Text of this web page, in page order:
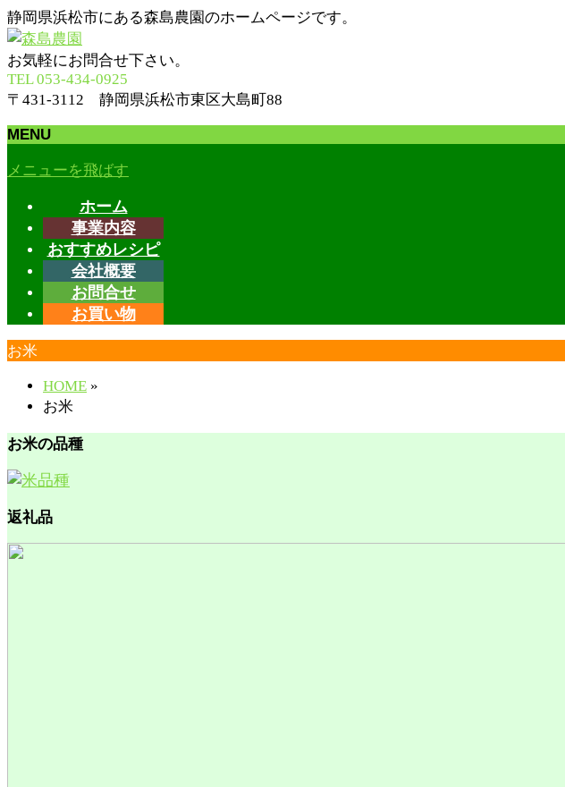
静岡県浜松市にある森島農園のホームページです。
お気軽にお問合せ下さい。
TEL 053-434-0925
〒431-3112 静岡県浜松市東区大島町88
MENU
メニューを飛ばす
ホーム
事業内容
おすすめレシピ
会社概要
お問合せ
お買い物
お米
HOME »
お米
お米の品種
返礼品